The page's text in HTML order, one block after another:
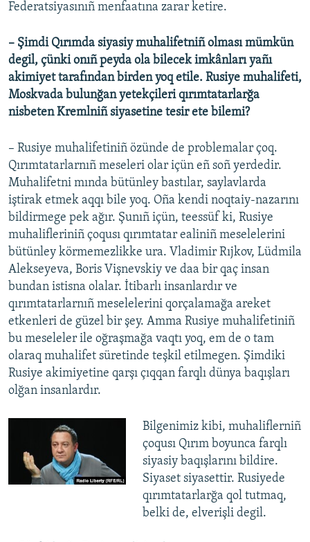
Federatsiyasınıñ menfaatına zarar ketire.
– Şimdi Qırımda siyasiy muhalifetniñ olması mümkün
degil, çünki onıñ peyda ola bilecek imkânları yañı
akimiyet tarafından birden yoq etile. Rusiye muhalifeti,
Moskvada bulunğan yetekçileri qırımtatarlarğa
nisbeten Kremlniñ siyasetine tesir ete bilemi?
– Rusiye muhalifetiniñ özünde de problemalar çoq.
Qırımtatarlarnıñ meseleri olar içün eñ soñ yerdedir.
Muhalifetni mında bütünley bastılar, saylavlarda
iştirak etmek aqqı bile yoq. Oña kendi noqtaiy-nazarını
bildirmege pek ağır. Şunıñ içün, teessüf ki, Rusiye
muhalifleriniñ çoqusı qırımtatar ealiniñ meselelerini
bütünley körmemezlikke ura. Vladimir Rıjkov, Lüdmila
Alekseyeva, Boris Vişnevskiy ve daa bir qaç insan
bundan istisna olalar. İtibarlı insanlardır ve
qırımtatarlarnıñ meselelerini qorçalamağa areket
etkenleri de güzel bir şey. Amma Rusiye muhalifetiniñ
bu meseleler ile oğraşmağa vaqtı yoq, em de o tam
olaraq muhalifet süretinde teşkil etilmegen. Şimdiki
Rusiye akimiyetine qarşı çıqqan farqlı dünya baqışları
olğan insanlardır.
Bilgenimiz kibi, muhaliflerniñ
çoqusı Qırım boyunca farqlı
siyasiy baqışlarını bildire.
Siyaset siyasettir. Rusiyede
qırımtatarlarğa qol tutmaq,
belki de, elverişli degil.